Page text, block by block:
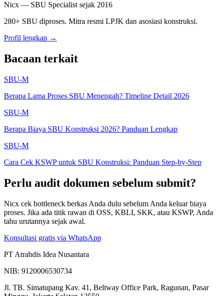
Nicx — SBU Specialist sejak 2016
280+ SBU diproses. Mitra resmi LPJK dan asosiasi konstruksi.
Profil lengkap →
Bacaan terkait
SBU-M
Berapa Lama Proses SBU Menengah? Timeline Detail 2026
SBU-M
Berapa Biaya SBU Konstruksi 2026? Panduan Lengkap
SBU-M
Cara Cek KSWP untuk SBU Konstruksi: Panduan Step-by-Step
Perlu audit dokumen sebelum submit?
Nicx cek bottleneck berkas Anda dulu sebelum Anda keluar biaya
proses. Jika ada titik rawan di OSS, KBLI, SKK, atau KSWP, Anda
tahu urutannya sejak awal.
Konsultasi gratis via WhatsApp
PT Atrahdis Idea Nusantara
NIB: 9120006530734
Jl. TB. Simatupang Kav. 41, Beltway Office Park, Ragunan, Pasar